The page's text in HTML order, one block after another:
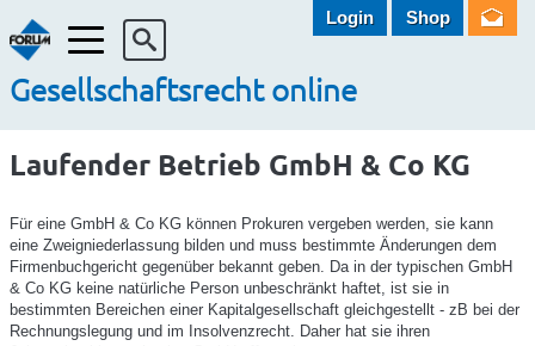
Menü
Gesellschaftsrecht online
Login Shop
Laufender Betrieb GmbH & Co KG
Für eine GmbH & Co KG können Prokuren vergeben werden, sie kann
eine Zweigniederlassung bilden und muss bestimmte Änderungen dem
Firmenbuchgericht gegenüber bekannt geben. Da in der typischen GmbH
& Co KG keine natürliche Person unbeschränkt haftet, ist sie in
bestimmten Bereichen einer Kapitalgesellschaft gleichgestellt - zB bei der
Rechnungslegung und im Insolvenzrecht. Daher hat sie ihren